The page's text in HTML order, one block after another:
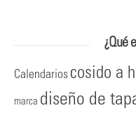
¿Qué
Calendarios cosido a
marca diseño de